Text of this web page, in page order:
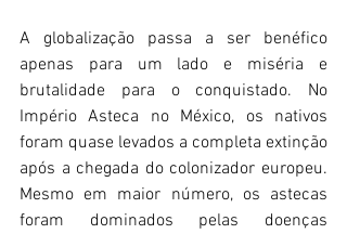
A globalização passa a ser benéfico
apenas para um lado e miséria e
brutalidade para o conquistado. No
Império Asteca no México, os nativos
foram quase levados a completa extinção
após a chegada do colonizador europeu.
Mesmo em maior número, os astecas
foram dominados pelas doenças